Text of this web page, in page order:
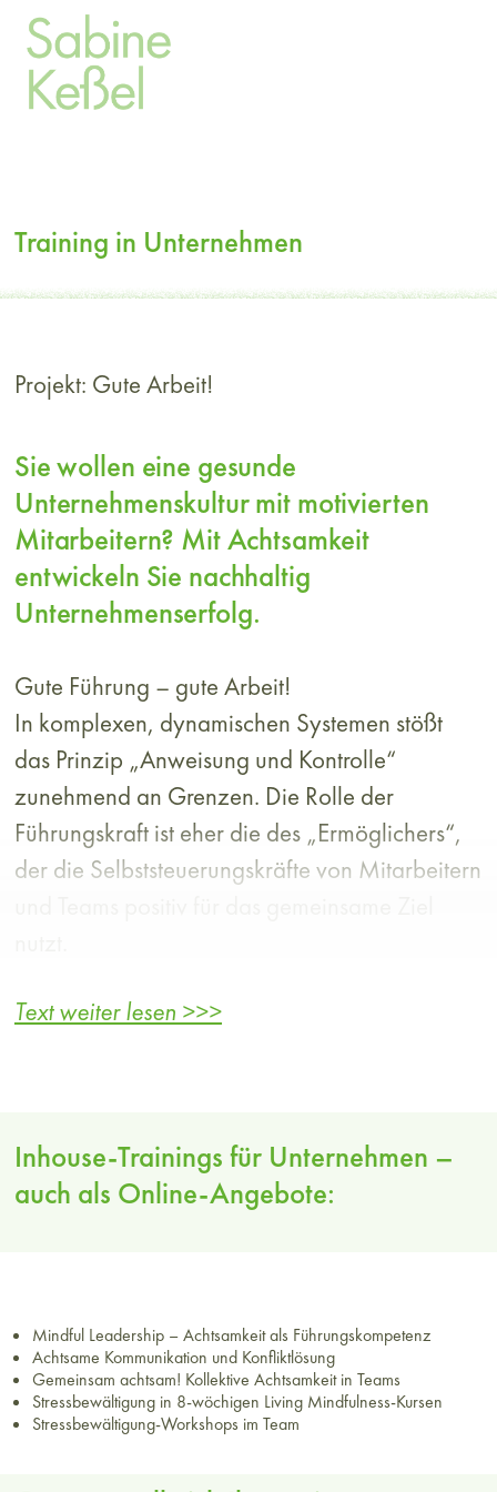
Projekt: Gute Arbeit!
Sie wollen eine gesunde
Unternehmenskultur mit motivierten
Mitarbeitern? Mit Achtsamkeit
entwickeln Sie nachhaltig
Unternehmenserfolg.
Training in Unternehmen
Gute Führung – gute Arbeit!
In komplexen, dynamischen Systemen stößt
das Prinzip „Anweisung und Kontrolle“
zunehmend an Grenzen. Die Rolle der
Führungskraft ist eher die des „Ermöglichers“,
der die Selbststeuerungskräfte von Mitarbeitern
Systemische Führungskräfte führen Ihre
Dialogkompetenz. Reflektieren Sie im Training
Ihre Stärken und Schwächen und entwickeln
eine bewusste Gestaltung von Führungsarbeit,
die produktive Arbeit im Team ermöglicht,
Selbstverantwortung stärkt und gleichzeitig die
Gesundheit der Mitarbeiter im Blick behält.
Text weiter lesen >>>
Inhouse-Trainings für Unternehmen –
auch als Online-Angebote:
Mindful Leadership – Achtsamkeit als Führungskompetenz
Achtsame Kommunikation und Konfliktlösung
Gemeinsam achtsam! Kollektive Achtsamkeit in Teams
Stressbewältigung in 8-wöchigen Living Mindfulness-Kursen
Stressbewältigung-Workshops im Team